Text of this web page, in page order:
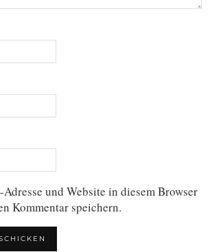
und Website in diesem Browser
Kommentar speichern.